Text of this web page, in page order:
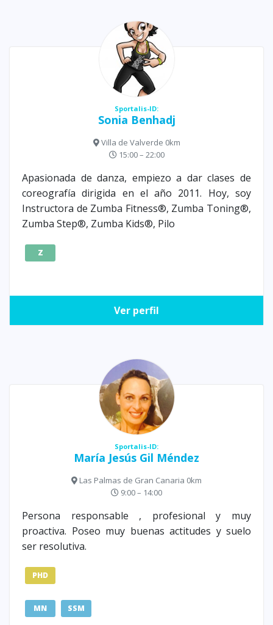
Sportalis-ID:
Sonia Benhadj
Villa de Valverde 0km
15:00 – 22:00
Apasionada de danza, empiezo a dar clases de
coreografía dirigida en el año 2011. Hoy, soy
Instructora de Zumba Fitness®, Zumba Toning®,
Zumba Step®, Zumba Kids®, Pilo
Z
Ver perfil
Sportalis-ID:
María Jesús Gil Méndez
Las Palmas de Gran Canaria 0km
9:00 – 14:00
Persona responsable , profesional y muy
proactiva. Poseo muy buenas actitudes y suelo
ser resolutiva.
PHD
MN SSM